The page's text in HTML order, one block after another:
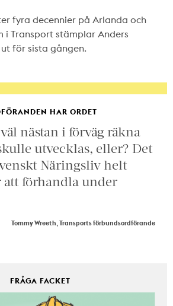
fyra decennier på Arlanda och
i Transport stämplar Anders
ut för sista gången.
HAR ORDET
nästan i förväg räkna
utvecklas, eller? Det
Näringsliv helt
att förhandla under
Tommy Wreeth, Transports förbundsordförande
FRÅGA FACKET